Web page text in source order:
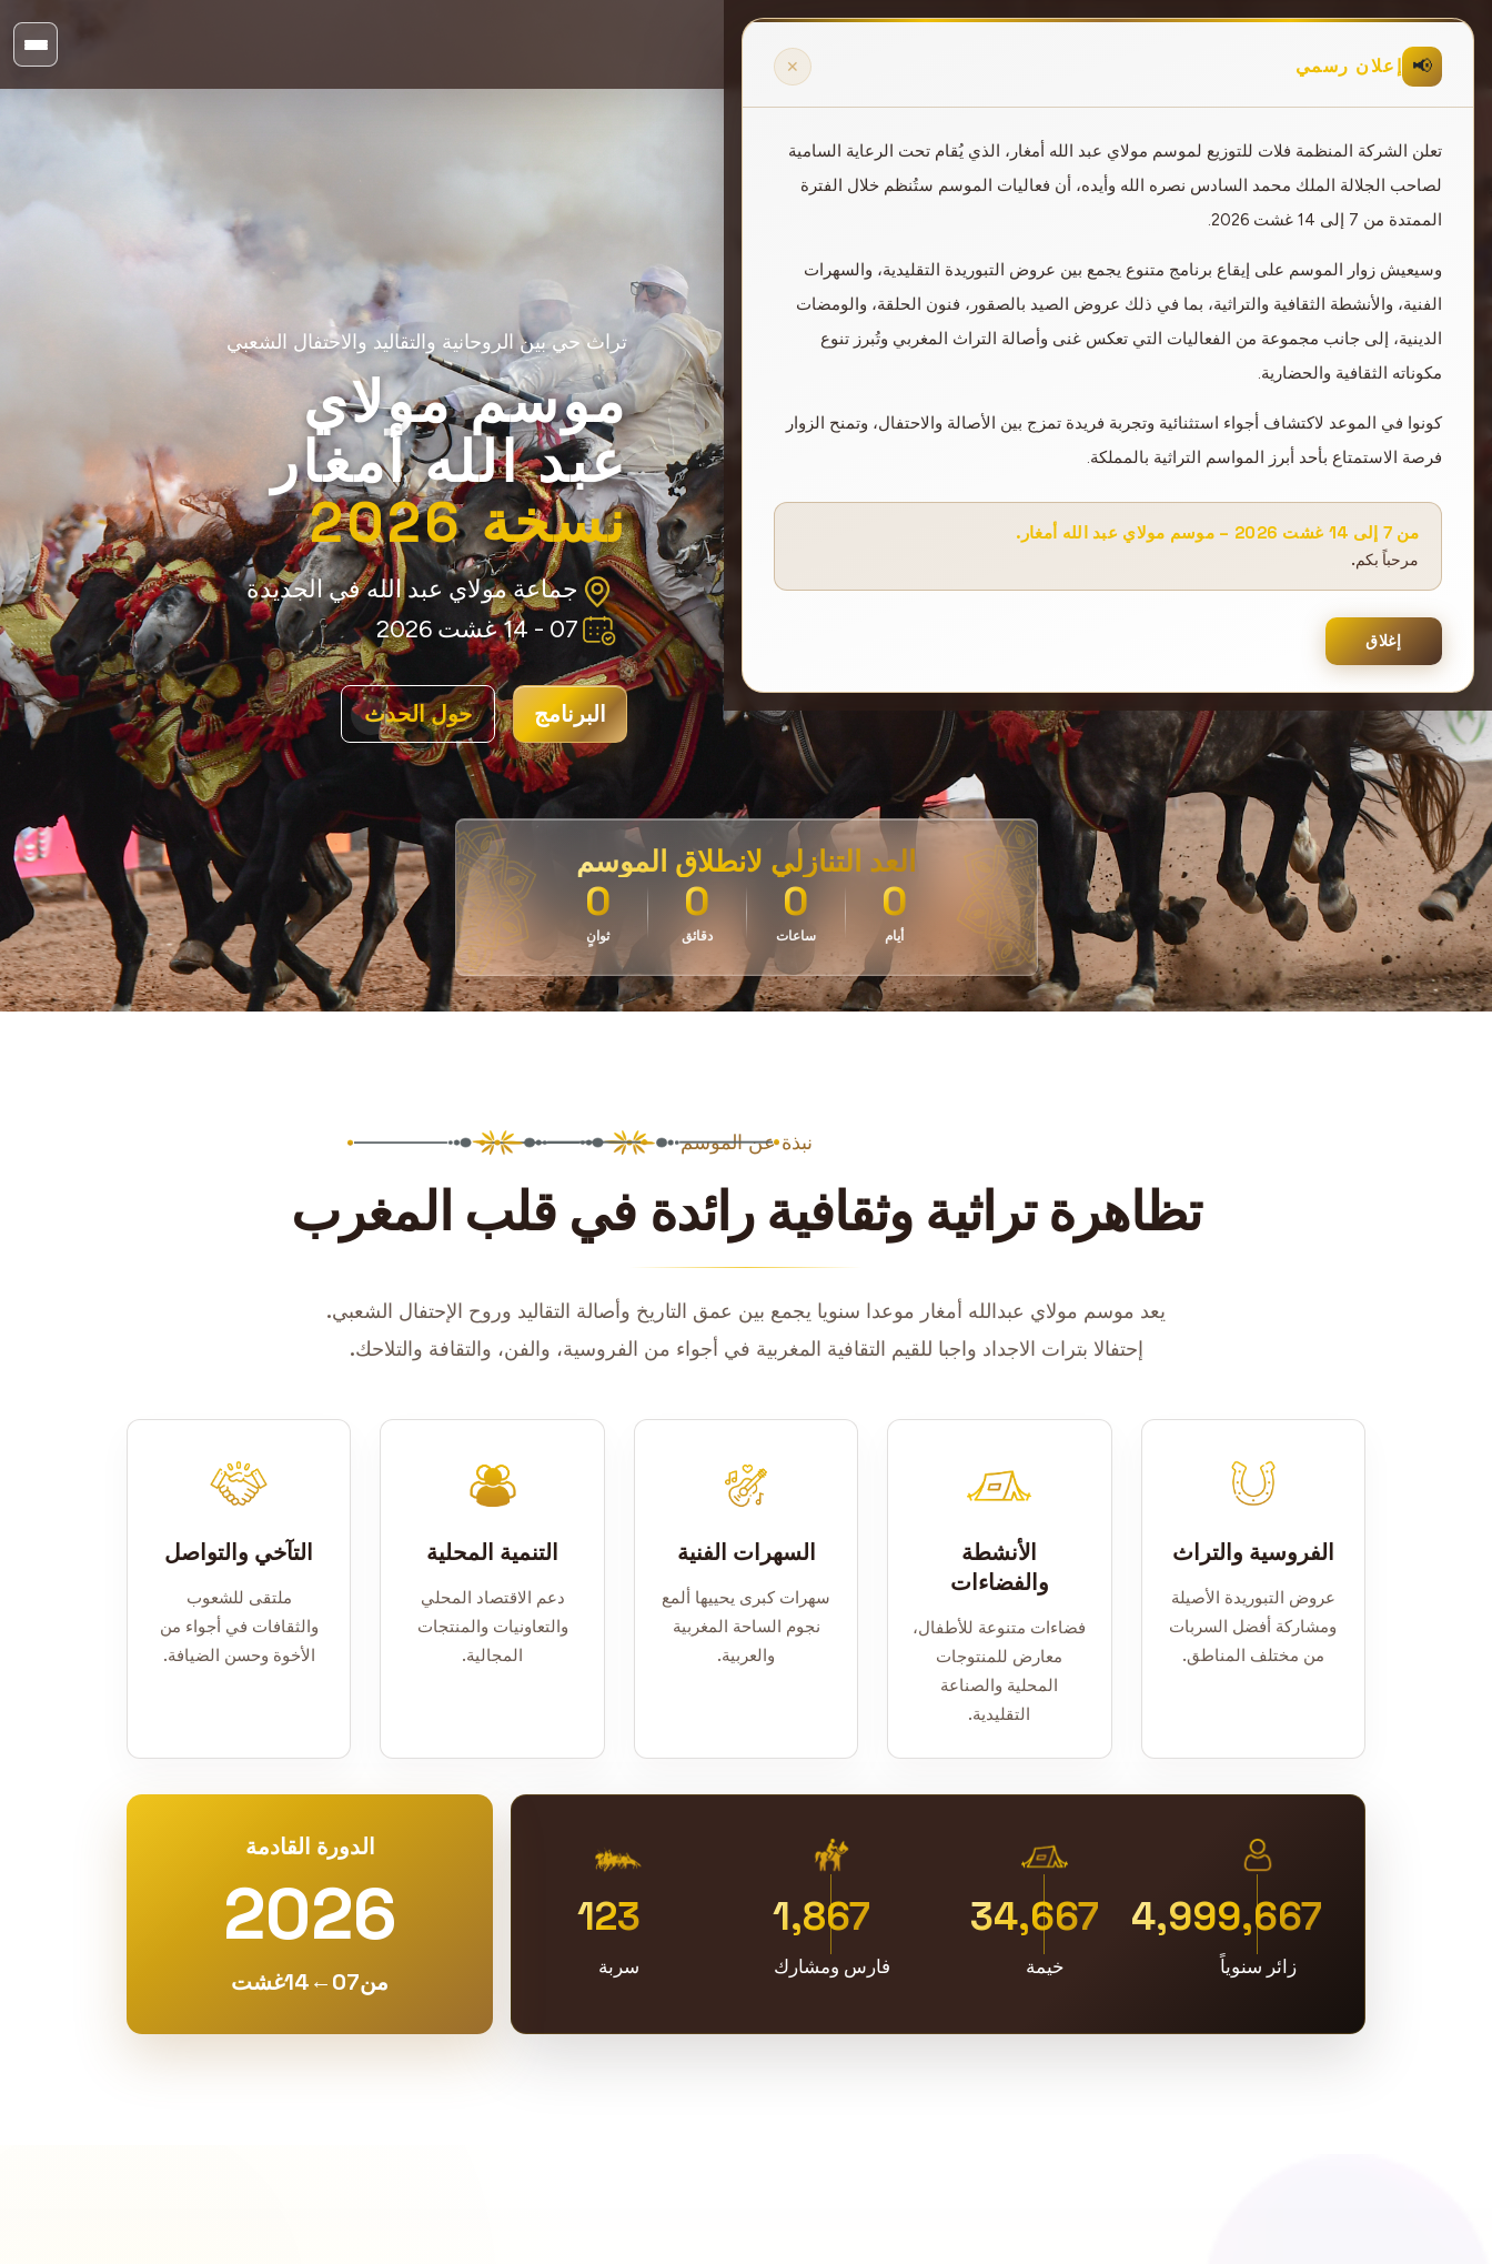
📢 إعلان رسمي ✕
تعلن الشركة المنظمة فلات للتوزيع لموسم مولاي عبد الله أمغار، الذي يُقام تحت الرعاية السامية
لصاحب الجلالة الملك محمد السادس نصره الله وأيده، أن فعاليات الموسم ستُنظم خلال الفترة
الممتدة من 7 إلى 14 غشت 2026.
وسيعيش زوار الموسم على إيقاع برنامج متنوع يجمع بين عروض التبوريدة التقليدية، والسهرات
الفنية، والأنشطة الثقافية والتراثية، بما في ذلك عروض الصيد بالصقور، فنون الحلقة، والومضات
الدينية، إلى جانب مجموعة من الفعاليات التي تعكس غنى وأصالة التراث المغربي وتُبرز تنوع
مكوناته الثقافية والحضارية.
كونوا في الموعد لاكتشاف أجواء استثنائية وتجربة فريدة تمزج بين الأصالة والاحتفال، وتمنح الزوار
فرصة الاستمتاع بأحد أبرز المواسم التراثية بالمملكة.
من 7 إلى 14 غشت 2026 – موسم مولاي عبد الله أمغار.
مرحباً بكم.
إغلاق
تراث حي بين الروحانية والتقاليد والاحتفال الشعبي
موسم مولاي
عبد الله أمغار
نسخة 2026
جماعة مولاي عبد الله في الجديدة
07 - 14 غشت 2026
البرنامج حول الحدث
العد التنازلي لانطلاق الموسم
0
أيام
0
ساعات
0
دقائق
0
ثوانٍ
نبذة عن الموسم
تظاهرة تراثية وثقافية رائدة في قلب المغرب
إحتفالا بترات الاجداد واجبا للقيم التقافية المغربية في أجواء من الفروسية، والفن، والتقافة والتلاحك.
الفروسية والتراث
عروض التبوريدة الأصيلة
ومشاركة أفضل السربات
من مختلف المناطق.
الأنشطة
والفضاءات
فضاءات متنوعة للأطفال،
معارض للمنتوجات
المحلية والصناعة
التقليدية.
السهرات الفنية
سهرات كبرى يحييها ألمع
نجوم الساحة المغربية
والعربية.
التنمية المحلية
دعم الاقتصاد المحلي
والتعاونيات والمنتجات
المجالية.
التآخي والتواصل
ملتقى للشعوب
والثقافات في أجواء من
الأخوة وحسن الضيافة.
5,000,000
زائر سنوياً
35,000
خيمة
2,200
فارس ومشارك
123
سربة
الدورة القادمة
2026
من07
←
14غشت